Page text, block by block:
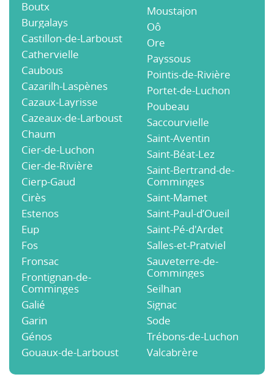
Boutx
Burgalays
Castillon-de-Larboust
Cathervielle
Caubous
Cazarilh-Laspènes
Cazaux-Layrisse
Cazeaux-de-Larboust
Chaum
Cier-de-Luchon
Cier-de-Rivière
Cierp-Gaud
Cirès
Estenos
Eup
Fos
Fronsac
Frontignan-de-
Comminges
Galié
Garin
Génos
Gouaux-de-Larboust
Moustajon
Oô
Ore
Payssous
Pointis-de-Rivière
Portet-de-Luchon
Poubeau
Saccourvielle
Saint-Aventin
Saint-Béat-Lez
Saint-Bertrand-de-
Comminges
Saint-Mamet
Saint-Paul-d’Oueil
Saint-Pé-d'Ardet
Salles-et-Pratviel
Sauveterre-de-
Comminges
Seilhan
Signac
Sode
Trébons-de-Luchon
Valcabrère